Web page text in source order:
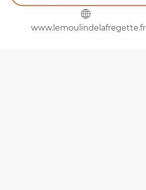
www.lemoulindelafregette.fr